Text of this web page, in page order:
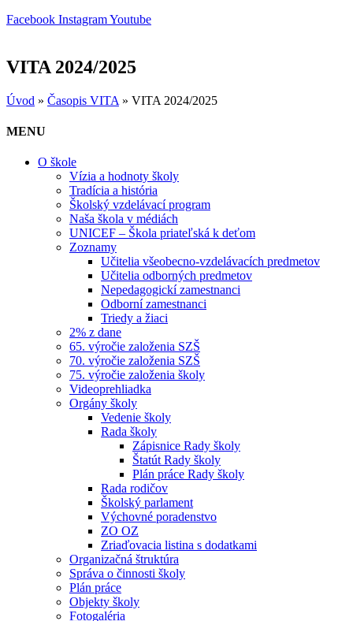
Facebook InstagramYoutube
VITA 2024/2025
Úvod » Časopis VITA » VITA 2024/2025
MENU
O škole
Vízia a hodnoty školy
Tradícia a história
Školský vzdelávací program
Naša škola v médiách
UNICEF – Škola priateľská k deťom
Zoznamy
Učitelia všeobecno-vzdelávacích predmetov
Učitelia odborných predmetov
Nepedagogickí zamestnanci
Odborní zamestnanci
Triedy a žiaci
2% z dane
65. výročie založenia SZŠ
70. výročie založenia SZŠ
75. výročie založenia školy
Videoprehliadka
Orgány školy
Vedenie školy
Rada školy
Zápisnice Rady školy
Štatút Rady školy
Plán práce Rady školy
Rada rodičov
Školský parlament
Výchovné poradenstvo
ZO OZ
Zriaďovacia listina s dodatkami
Organizačná štruktúra
Správa o činnosti školy
Plán práce
Objekty školy
Fotogaléria